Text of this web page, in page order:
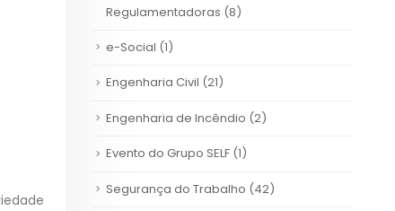
Regulamentadoras (8)
e-Social (1)
Engenharia Civil (21)
Engenharia de Incêndio (2)
Evento do Grupo SELF (1)
Segurança do Trabalho (42)